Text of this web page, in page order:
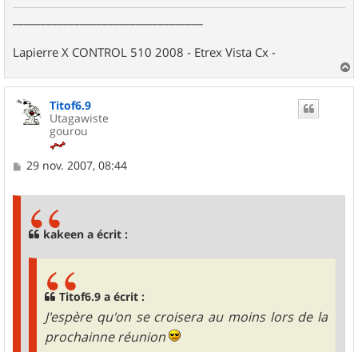
Lapierre X CONTROL 510 2008 - Etrex Vista Cx -
a
Titof6.9
Utagawiste
gourou
M
29 nov. 2007, 08:44
kakeen a écrit :
Titof6.9 a écrit :
J'espère qu'on se croisera au moins lors de la
prochainne réunion